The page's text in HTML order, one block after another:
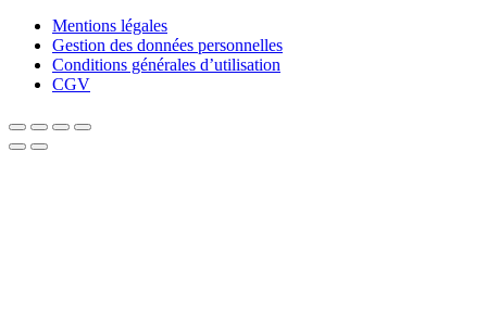
Mentions légales
Gestion des données personnelles
Conditions générales d’utilisation
CGV